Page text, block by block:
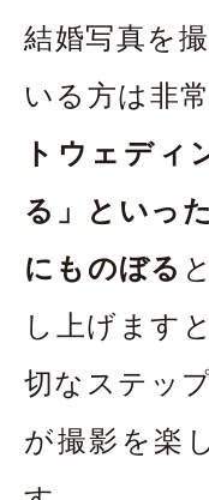
アク
結婚写真を
いる方は非
トウェディ
る」といっ
にものぼる
し上げます
切なステッ
が撮影を楽